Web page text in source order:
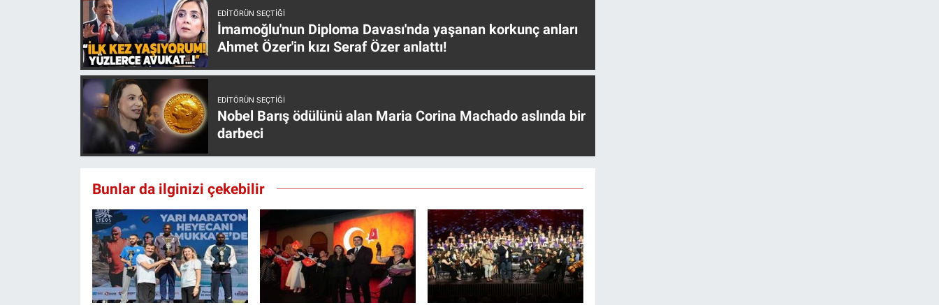
EDITÖRÜN SEÇTIĞI
İmamoğlu'nun Diploma Davası'nda yaşanan korkunç anları
Ahmet Özer'in kızı Seraf Özer anlattı!
EDITÖRÜN SEÇTIĞI
Nobel Barış ödülünü alan Maria Corina Machado aslında bir
darbeci
Bunlar da ilginizi çekebilir